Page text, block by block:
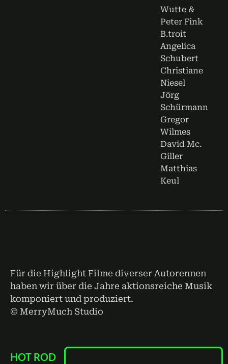
Wutte &
Peter Fink
B.troit
Angelica
Schubert
Christiane
Niesel
Jörg
Schürmann
Gregor
Wilmes
David Mc.
Giller
Matthias
Keul
Für die Highlight Filme diverser Autorennen
haben wir über die Jahre aktionsreiche Musik
komponiert und produziert.
© MerryMuch Studio
HOT ROD